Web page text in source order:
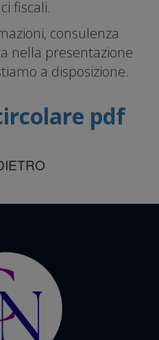
fiscali.
consulenza
nella presentazione
a disposizione.
pdf